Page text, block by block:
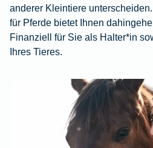
anderer Kleintiere
für Pferde bietet Ihnen
Finanziell für Sie als Halter*in
Ihres Tieres.